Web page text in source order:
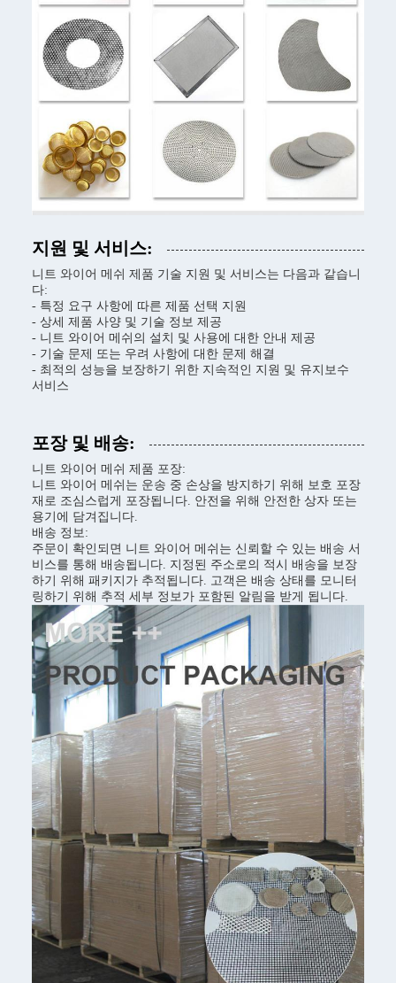
지원 및 서비스:
니트 와이어 메쉬 제품 기술 지원 및 서비스는 다음과 같습니
다:
- 특정 요구 사항에 따른 제품 선택 지원
- 상세 제품 사양 및 기술 정보 제공
- 니트 와이어 메쉬의 설치 및 사용에 대한 안내 제공
- 기술 문제 또는 우려 사항에 대한 문제 해결
- 최적의 성능을 보장하기 위한 지속적인 지원 및 유지보수
서비스
포장 및 배송:
니트 와이어 메쉬 제품 포장:
니트 와이어 메쉬는 운송 중 손상을 방지하기 위해 보호 포장
재로 조심스럽게 포장됩니다. 안전을 위해 안전한 상자 또는
용기에 담겨집니다.
배송 정보:
주문이 확인되면 니트 와이어 메쉬는 신뢰할 수 있는 배송 서
비스를 통해 배송됩니다. 지정된 주소로의 적시 배송을 보장
하기 위해 패키지가 추적됩니다. 고객은 배송 상태를 모니터
링하기 위해 추적 세부 정보가 포함된 알림을 받게 됩니다.